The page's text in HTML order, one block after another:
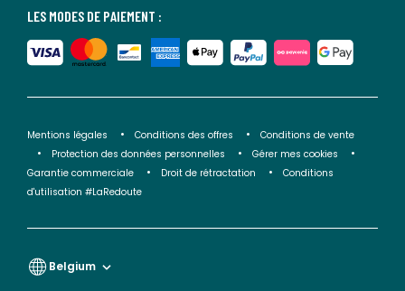
LES MODES DE PAIEMENT :
Mentions légales Conditions des offres
Conditions de vente
Protection des données personnelles
Gérer mes cookies
Garantie commerciale
Droit de rétractation
Conditions
d'utilisation #LaRedoute
Belgium